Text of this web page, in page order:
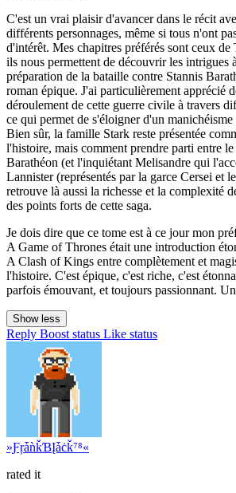
C'est un vrai plaisir d'avancer dans le récit
différents personnages, même si tous n'ont
d'intérêt. Mes chapitres préférés sont ceux
ils nous permettent de découvrir les intrigues
préparation de la bataille contre Stannis
roman épique. J'ai particulièrement apprécié
déroulement de cette guerre civile à travers
ce qui permet de s'éloigner d'un
Bien sûr, la famille Stark reste présentée
l'histoire, mais comment prendre parti entre
Barathéon (et l'inquiétant Melisandre qui
Lannister (représentés par la garce Cersei et
retrouve là aussi la richesse et la complexité
des points forts de cette saga.
Je dois dire que ce tome est à ce jour mon
A Game of Thrones était une introduction
A Clash of Kings entre complètement et
l'histoire. C'est épique, c'est riche, c'est
parfois émouvant, et toujours passionnant.
Show less
Reply Boost status Like status
»ƑŗǡǹǩƁĮǡċǩ⁷⁸«
rated it